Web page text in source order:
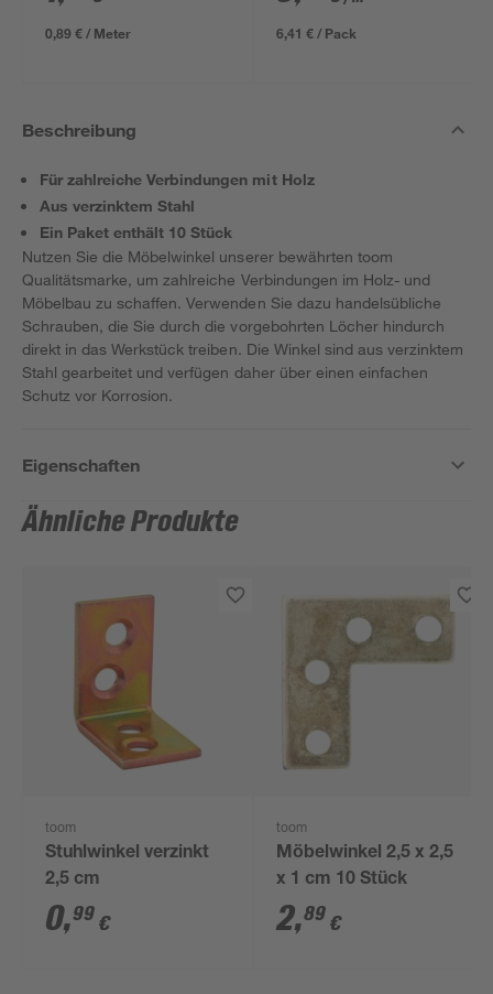
0,89 € / Meter
634 x 12 mm
6,41 € / Pack
Beschreibung
Für zahlreiche Verbindungen mit Holz
Aus verzinktem Stahl
Ein Paket enthält 10 Stück
Nutzen Sie die Möbelwinkel unserer bewährten toom
Qualitätsmarke, um zahlreiche Verbindungen im Holz- und
Möbelbau zu schaffen. Verwenden Sie dazu handelsübliche
Schrauben, die Sie durch die vorgebohrten Löcher hindurch
direkt in das Werkstück treiben. Die Winkel sind aus verzinktem
Stahl gearbeitet und verfügen daher über einen einfachen
Schutz vor Korrosion.
Eigenschaften
Ähnliche Produkte
toom
Stuhlwinkel verzinkt
2,5 cm
0,99 €
toom
Möbelwinkel 2,5 x 2,5
x 1 cm 10 Stück
2,89 €